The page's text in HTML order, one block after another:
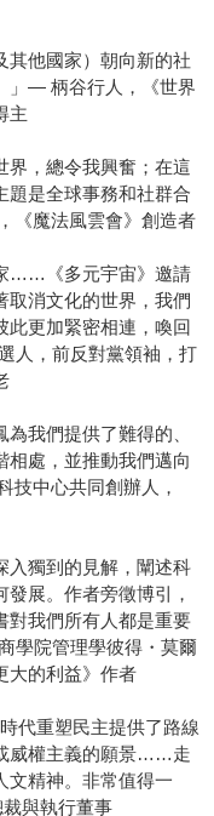
其他國家）朝向新的社
」— 柄谷行人，《世界
主
界，總令我興奮；在這
題是全球事務和社群合
《魔法風雲會》創造者
……《多元宇宙》邀請
取消文化的世界，我們
此更加緊密相連，喚回
人，前反對黨領袖，打
我們提供了難得的、
相處，並推動我們邁向
技中心共同創辦人，
入獨到的見解，闡述科
展。作者旁徵博引，
我們所有人都是重要
學院管理學彼得・莫爾
大的利益》作者
代重塑民主提供了路線
威權主義的願景……走
精神。非常值得一
與執行董事